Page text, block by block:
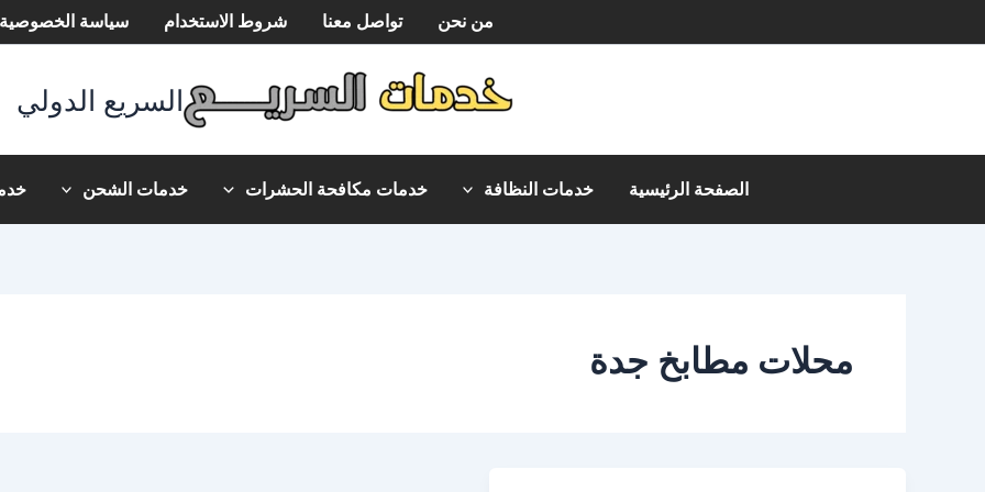
إلى
من نحن تواصل معنا شروط الاستخدام سياسة الخصوصية
السريع الدولي
الصفحة الرئيسية خدمات النظافة خدمات مكافحة الحشرات خدمات الشحن
محلات مطابخ جدة